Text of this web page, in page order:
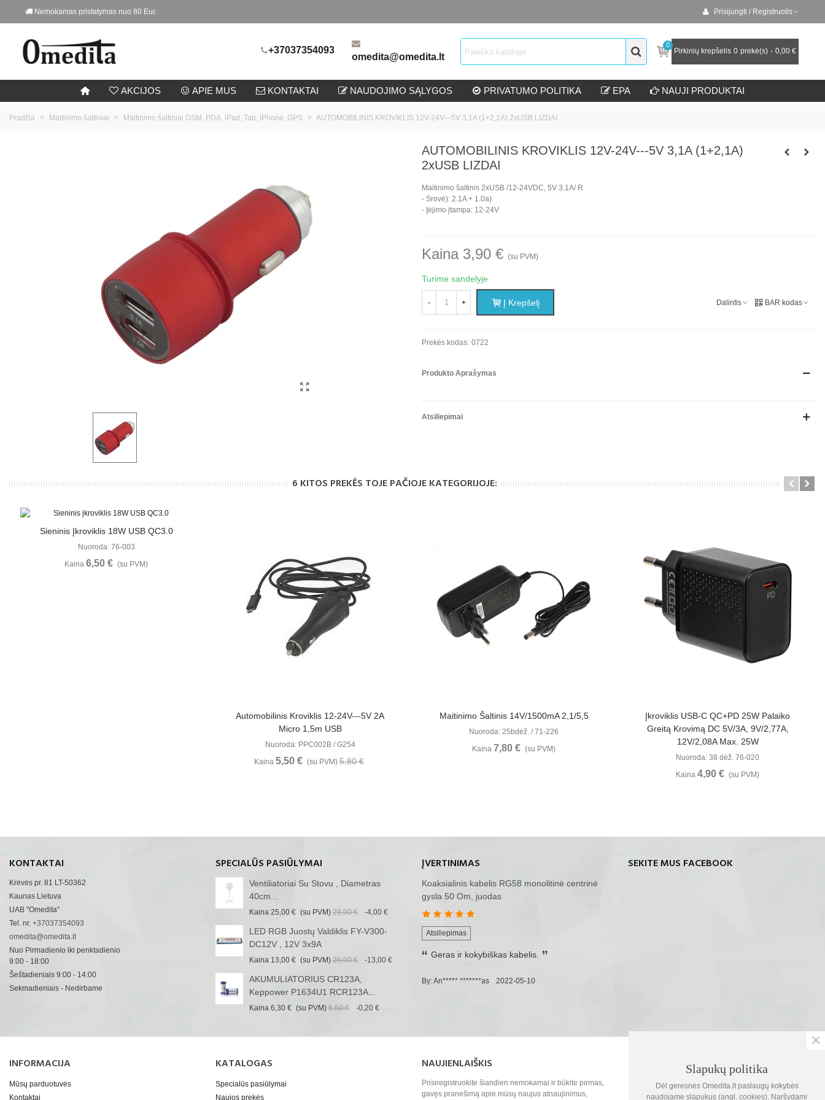
Nemokamas pristatymas nuo 80 Eur. Prisijungti / Registruotis
+37037354093
omedita@omedita.lt
0
Pirkinių krepšelis 0 prekė(s) - 0,00 €
AKCIJOS APIE MUS KONTAKTAI NAUDOJIMO SĄLYGOS PRIVATUMO POLITIKA EPA NAUJI PRODUKTAI
Pradžia > Maitinimo šaltiniai > Maitinimo šaltiniai GSM, PDA, iPad, Tab, iPhone, GPS > AUTOMOBILINIS KROVIKLIS 12V-24V---5V 3,1A (1+2,1A) 2xUSB LIZDAI
AUTOMOBILINIS KROVIKLIS 12V-24V---5V 3,1A (1+2,1A)
2xUSB LIZDAI
Maitinimo šaltinis 2xUSB /12-24VDC, 5V 3.1A/ R
- Srovė): 2.1A + 1.0a)
- Įėjimo įtampa: 12-24V
Kaina 3,90 € (su PVM)
Turime sandelyje
- + Į Krepšelį Dalintis BAR kodas
Prekės kodas: 0722
Produkto Aprašymas
Atsiliepimai
6 KITOS PREKĖS TOJE PAČIOJE KATEGORIJOJE:
Žiūrėti Daugiau
Sieninis Įkroviklis 18W USB QC3.0
Nuoroda: 76-003
Kaina 6,50 € (su PVM)
Žiūrėti Daugiau
Automobilinis Kroviklis 12-24V---5V 2A
Micro 1,5m USB
Nuoroda: PPC002B / G254
Kaina 5,50 € (su PVM) 5,80 €
Žiūrėti Daugiau
Maitinimo Šaltinis 14V/1500mA 2,1/5,5
Nuoroda: 25bdėž. / 71-226
Kaina 7,80 € (su PVM)
Žiūrėti Daugiau
Įkroviklis USB-C QC+PD 25W Palaiko
Greitą Krovimą DC 5V/3A, 9V/2,77A,
12V/2,08A Max. 25W
Nuoroda: 38 dėž. 76-020
Kaina 4,90 € (su PVM)
KONTAKTAI
Krėvės pr. 81 LT-50362
Kaunas Lietuva
UAB "Omedita"
Tel. nr. +37037354093
omedita@omedita.lt
Nuo Pirmadienio iki penktadienio
9:00 - 18:00
Šeštadieniais 9:00 - 14:00
Sekmadieniais - Nedirbame
SPECIALŪS PASIŪLYMAI
Ventiliatoriai Su Stovu , Diametras
40cm...
Kaina 25,00 € (su PVM) 29,00 € -4,00 €
LED RGB Juostų Valdiklis FY-V300-
DC12V , 12V 3x9A
Kaina 13,00 € (su PVM) 26,00 € -13,00 €
AKUMULIATORIUS CR123A,
Keppower P1634U1 RCR123A...
Kaina 6,30 € (su PVM) 6,50 € -0,20 €
ĮVERTINIMAS
Koaksialinis kabelis RG58 monolitinė centrinė
gysla 50 Om, juodas
Atsiliepimas
Geras ir kokybiškas kabelis.
By: An***** *******as 2022-05-10
SEKITE MUS FACEBOOK
INFORMACIJA
Mūsų parduotuvės
Kontaktai
KATALOGAS
Specialūs pasiūlymai
Naujos prekės
NAUJIENLAIŠKIS
Prisiregistruokite šiandien nemokamai ir būkite pirmas,
gavęs pranešimą apie mūsų naujus atnaujinimus,
Krepšelis
Slapukų politika
Dėl geresnės Omedita.lt paslaugų kokybės
naudojame slapukus (angl. cookies). Naršydami
×